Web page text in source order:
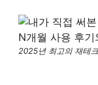
2025년 최고의 재테